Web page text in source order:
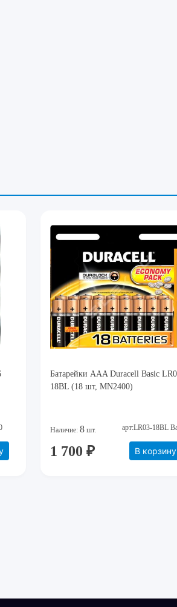
Батарейки AAA Duracell Basic
18BL (18 шт, MN2400)
Наличие: 8 шт. арт:LR03-18BL
1 700 ₽ В корзину